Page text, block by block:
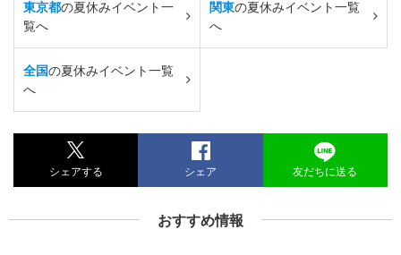
東京都の夏休みイベント一
覧へ
関東の夏休みイベント一覧
へ
全国の夏休みイベント一覧
へ
シェアする シェア 友だちに送る
おすすめ情報